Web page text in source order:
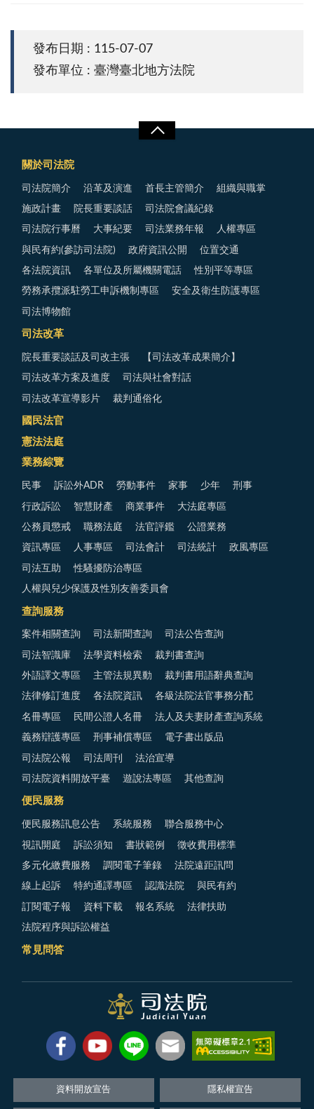
發布日期 : 115-07-07
發布單位 : 臺灣臺北地方法院
關於司法院
司法院簡介 沿革及演進 首長主管簡介 組織與職掌
施政計畫 院長重要談話 司法院會議紀錄
司法院行事曆 大事紀要 司法業務年報 人權專區
與民有約(參訪司法院) 政府資訊公開 位置交通
各法院資訊 各單位及所屬機關電話 性別平等專區
勞務承攬派駐勞工申訴機制專區 安全及衛生防護專區
司法博物館
司法改革
院長重要談話及司改主張 【司法改革成果簡介】
司法改革方案及進度 司法與社會對話
司法改革宣導影片 裁判通俗化
國民法官
憲法法庭
業務綜覽
民事 訴訟外ADR 勞動事件 家事 少年 刑事
行政訴訟 智慧財產 商業事件 大法庭專區
公務員懲戒 職務法庭 法官評鑑 公證業務
資訊專區 人事專區 司法會計 司法統計 政風專區
司法互助 性騷擾防治專區
人權與兒少保護及性別友善委員會
查詢服務
案件相關查詢 司法新聞查詢 司法公告查詢
司法智識庫 法學資料檢索 裁判書查詢
外語譯文專區 主管法規異動 裁判書用語辭典查詢
法律修訂進度 各法院資訊 各級法院法官事務分配
名冊專區 民間公證人名冊 法人及夫妻財產查詢系統
義務辯護專區 刑事補償專區 電子書出版品
司法院公報 司法周刊 法治宣導
司法院資料開放平臺 遊說法專區 其他查詢
便民服務
便民服務訊息公告 系統服務 聯合服務中心
視訊開庭 訴訟須知 書狀範例 徵收費用標準
多元化繳費服務 調閱電子筆錄 法院遠距訊問
線上起訴 特約通譯專區 認識法院 與民有約
訂閱電子報 資料下載 報名系統 法律扶助
法院程序與訴訟權益
常見問答
資料開放宣告 隱私權宣告